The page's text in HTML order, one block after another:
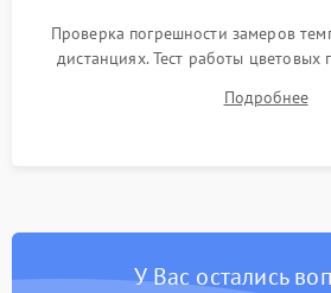
Проверка погрешности замеров
дистанциях. Тест работы цветовых
термограмм в память и передачи
автономности работы и итоговый
Подробнее
У Вас остались